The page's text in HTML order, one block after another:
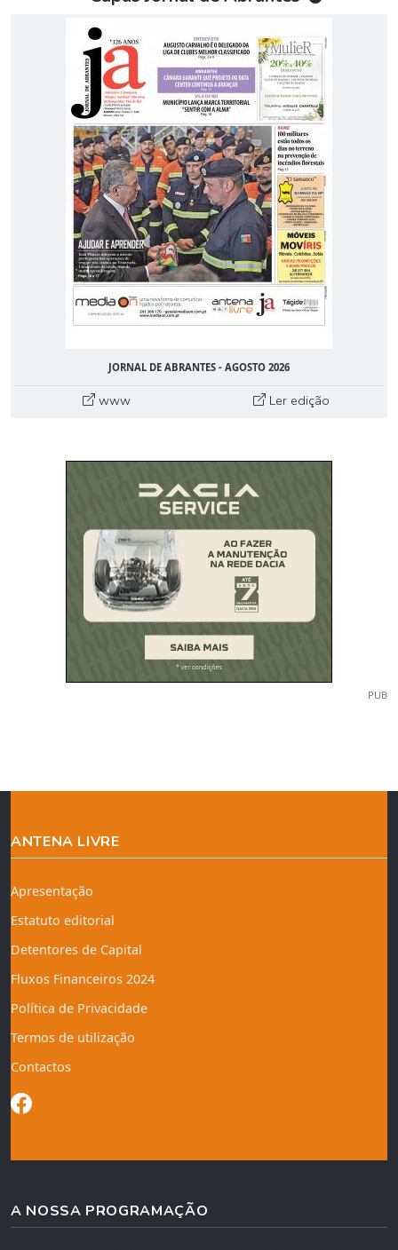
JORNAL DE ABRANTES - AGOSTO 2026
www Ler edição
PUB
ANTENA LIVRE
Apresentação
Estatuto editorial
Detentores de Capital
Fluxos Financeiros 2024
Política de Privacidade
Termos de utilização
Contactos
A NOSSA PROGRAMAÇÃO